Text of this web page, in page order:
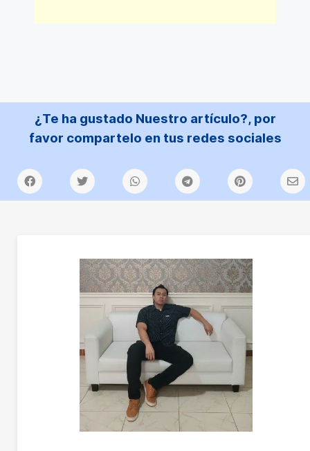
¿Te ha gustado Nuestro artículo?, por
favor compartelo en tus redes sociales